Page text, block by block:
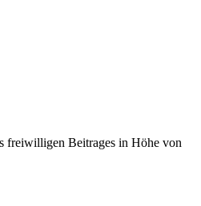
freiwilligen Beitrages in Höhe von